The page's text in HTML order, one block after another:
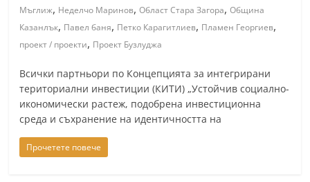
а
с
т
С
т
а
р
а
Мъглиж, Неделчо Маринов,Област Стара Загора,Община
Казанлък, Павел баня, Петко Карагитлиев, Пламен Георгиев,
проект / проекти, Проект Бузлуджа
Всички партньори по Концепцията за интегрирани
териториални инвестиции (КИТИ) „Устойчив социално-
икономически растеж, подобрена инвестиционна
среда и съхранение на идентичността на
Прочетете повече